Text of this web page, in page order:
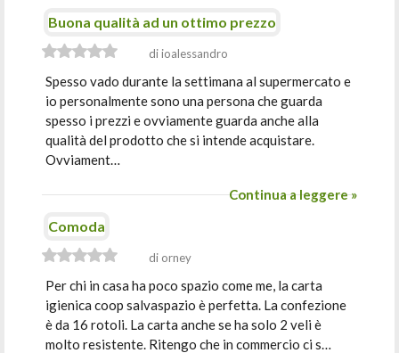
Buona qualità ad un ottimo prezzo
di ioalessandro
Spesso vado durante la settimana al supermercato e
io personalmente sono una persona che guarda
spesso i prezzi e ovviamente guarda anche alla
qualità del prodotto che si intende acquistare.
Ovviament…
Continua a leggere »
Comoda
di orney
Per chi in casa ha poco spazio come me, la carta
igienica coop salvaspazio è perfetta. La confezione
è da 16 rotoli. La carta anche se ha solo 2 veli è
molto resistente. Ritengo che in commercio ci s…